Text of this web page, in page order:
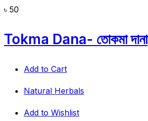
৳ 50
Tokma Dana- তোকমা দানা
Add to Cart
Natural Herbals
Add to Wishlist